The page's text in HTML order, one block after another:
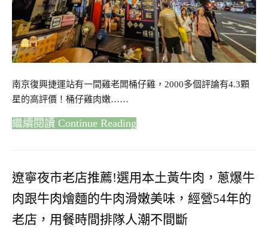
南京復興捷運站有一間雞老闆桶仔雞，2000多個評論有4.3顆
星的高評價！桶仔雞肉嫩……
Continue Reading
遼寧夜市老店推薦!選用本土黃牛肉，蔥爆牛
肉跟牛肉燴麵的牛肉滑嫩美味，經營54年的
老店，用餐時間排隊人潮不間斷